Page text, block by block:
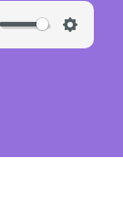
Settings